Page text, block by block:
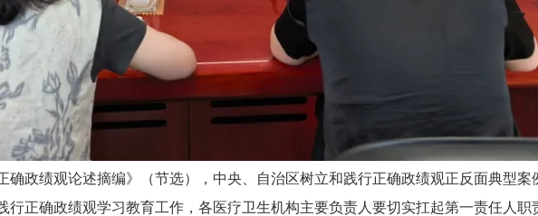
绩观论述摘编》（节选），中央、自治区树立和践行正确政绩观正反面典型案
正确政绩观学习教育工作，各医疗卫生机构主要负责人要切实扛起第一责任人职